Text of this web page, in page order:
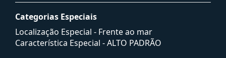
Categorias Especiais
Localização Especial - Frente ao mar
Característica Especial - ALTO PADRÃO